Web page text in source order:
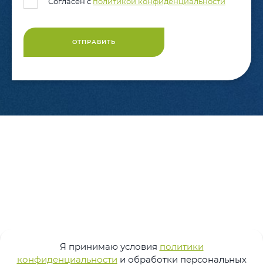
Согласен с политикой конфиденциальности
ОТПРАВИТЬ
Я принимаю условия политики
конфиденциальности и обработки персональных